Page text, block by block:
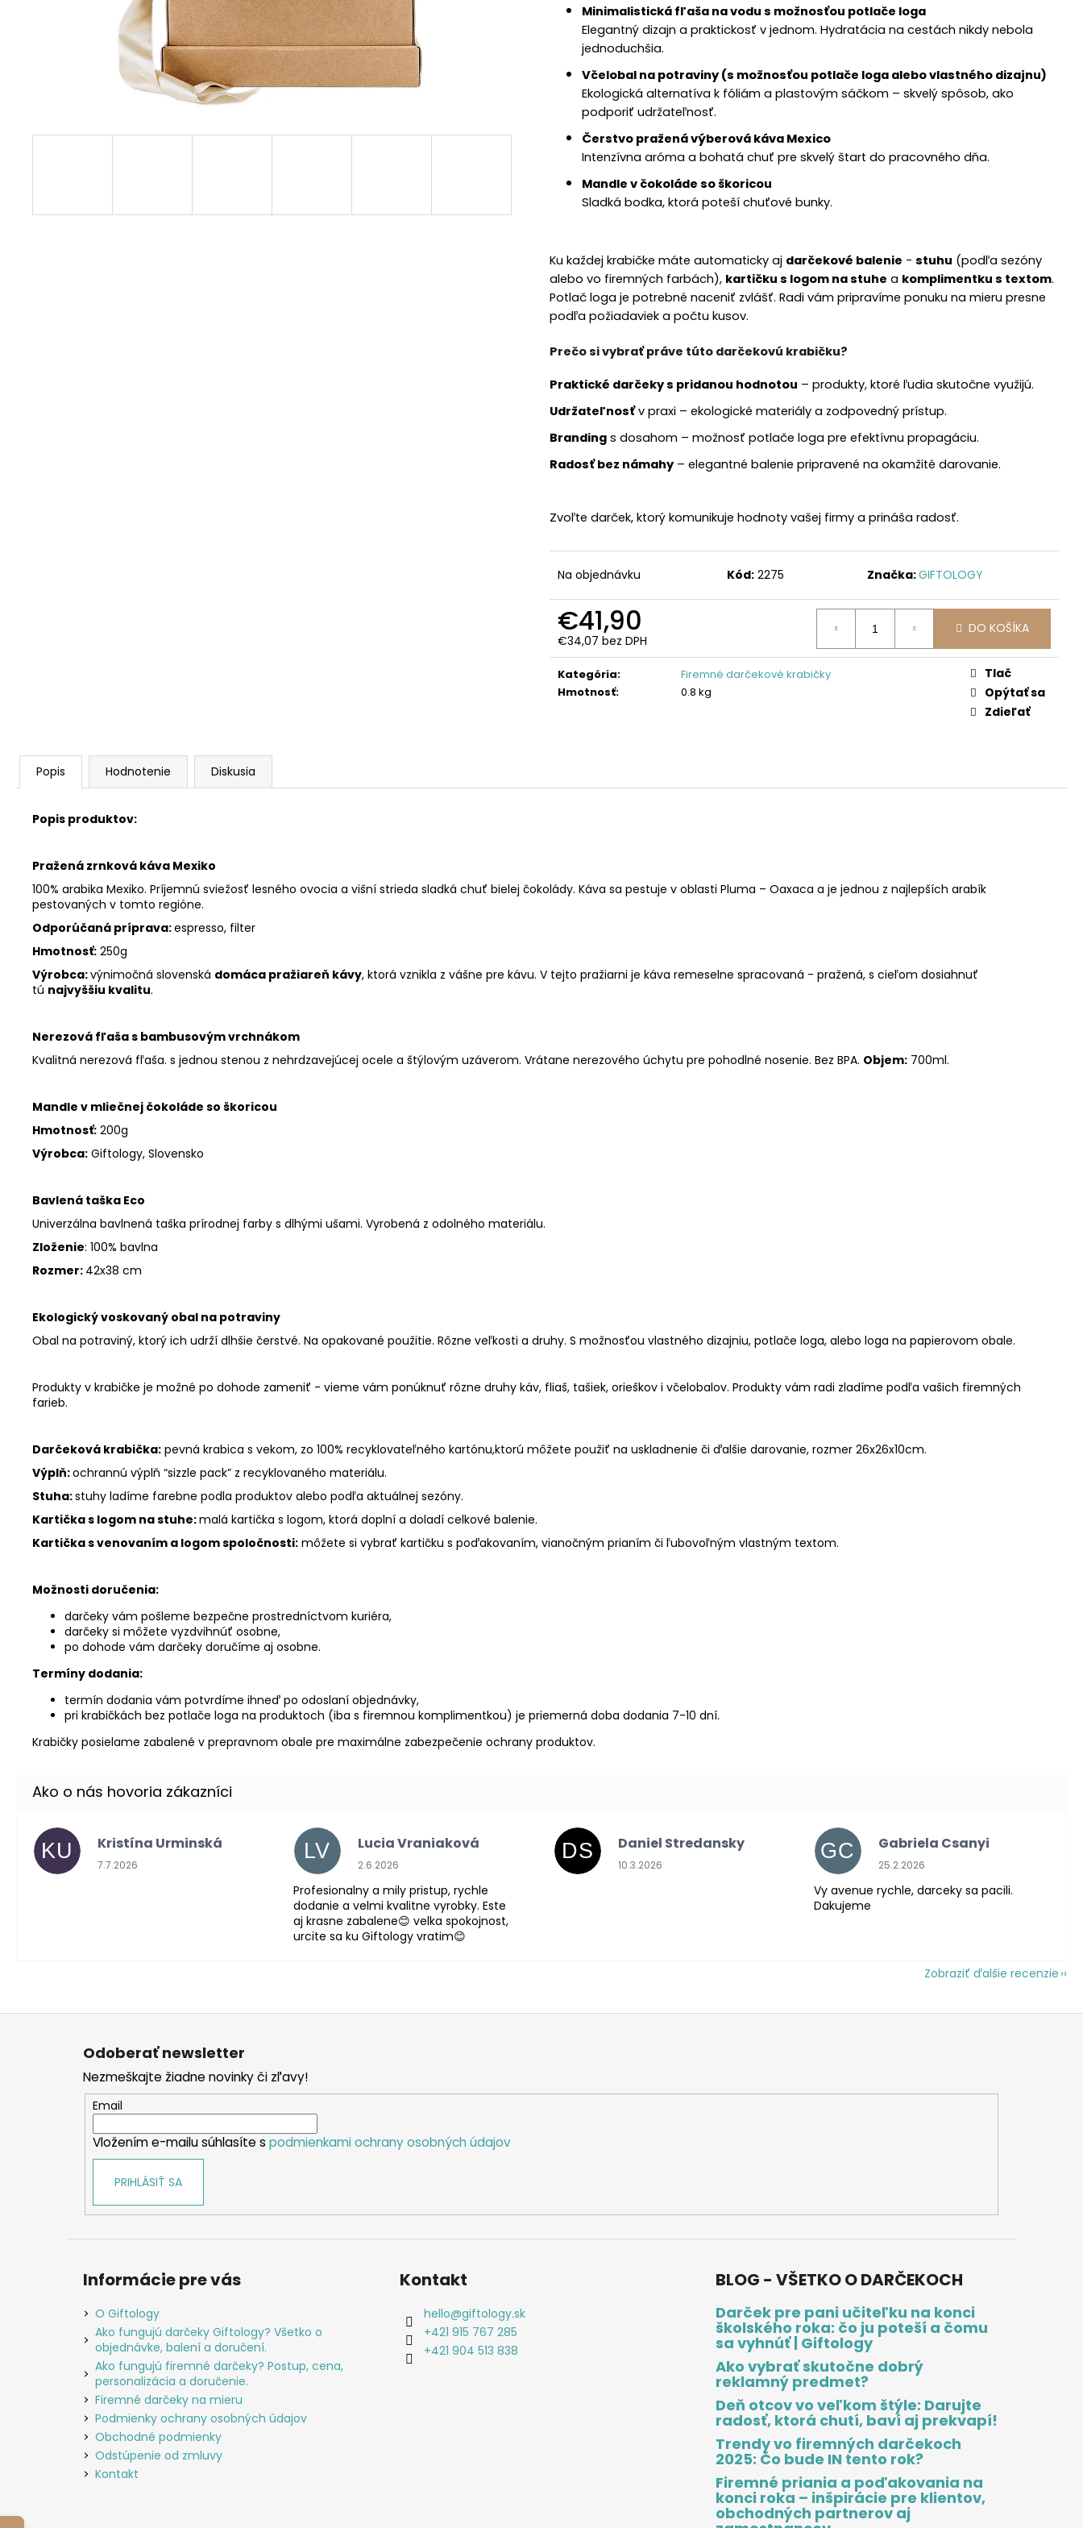
Minimalistická fľaša na vodu s možnosťou potlače loga
Elegantný dizajn a praktickosť v jednom. Hydratácia na cestách nikdy nebola
jednoduchšia.
Včelobal na potraviny (s možnosťou potlače loga alebo vlastného dizajnu)
Ekologická alternatíva k fóliám a plastovým sáčkom – skvelý spôsob, ako
podporiť udržateľnosť.
Čerstvo pražená výberová káva Mexico
Intenzívna aróma a bohatá chuť pre skvelý štart do pracovného dňa.
Mandle v čokoláde so škoricou
Sladká bodka, ktorá poteší chuťové bunky.
Ku každej krabičke máte automaticky aj darčekové balenie - stuhu (podľa sezóny
alebo vo firemných farbách), kartičku s logom na stuhe a komplimentku s textom.
Potlač loga je potrebné naceniť zvlášť. Radi vám pripravíme ponuku na mieru presne
podľa požiadaviek a počtu kusov.
Prečo si vybrať práve túto darčekovú krabičku?
Praktické darčeky s pridanou hodnotou – produkty, ktoré ľudia skutočne využijú.
Udržateľnosťv praxi – ekologické materiály a zodpovedný prístup.
Branding s dosahom – možnosť potlače loga pre efektívnu propagáciu.
Radosť bez námahy – elegantné balenie pripravené na okamžité darovanie.
Zvoľte darček, ktorý komunikuje hodnoty vašej firmy a prináša radosť.
Na objednávku Kód: 2275 Značka:GIFTOLOGY
€41,90
€34,07 bez DPH
Jednotková
cena:
DO KOŠÍKA
Kategória:
Firemné darčekové krabičky
Hmotnosť: 0.8 kg
Tlač
Opýtať sa
Zdieľať
Popis Hodnotenie Diskusia
Popis produktov:
Pražená zrnková káva Mexiko
100% arabika Mexiko. Príjemnú sviežosť lesného ovocia a višní strieda sladká chuť bielej čokolády. Káva sa pestuje v oblasti Pluma – Oaxaca a je jednou z najlepších arabík
pestovaných v tomto regióne.
Odporúčaná príprava:espresso, filter
Hmotnosť: 250g
Výrobca:výnimočná slovenská domáca pražiareň kávy, ktorá vznikla z vášne pre kávu. V tejto pražiarni je káva remeselne spracovaná - pražená, s cieľom dosiahnuť
tú najvyššiu kvalitu.
Nerezová fľaša s bambusovým vrchnákom
Kvalitná nerezová fľaša. s jednou stenou z nehrdzavejúcej ocele a štýlovým uzáverom. Vrátane nerezového úchytu pre pohodlné nosenie. Bez BPA. Objem: 700ml.
Mandle v mliečnej čokoláde so škoricou
Hmotnosť: 200g
Výrobca: Giftology, Slovensko
Bavlená taška Eco
Univerzálna bavlnená taška prírodnej farby s dlhými ušami. Vyrobená z odolného materiálu.
Zloženie: 100% bavlna
Rozmer: 42x38 cm
Ekologický voskovaný obal na potraviny
Obal na potraviný, ktorý ich udrží dlhšie čerstvé. Na opakované použitie. Rôzne veľkosti a druhy. S možnosťou vlastného dizajniu, potlače loga, alebo loga na papierovom obale.
Produkty v krabičke je možné po dohode zameniť - vieme vám ponúknuť rôzne druhy káv, fliaš, tašiek, orieškov i včelobalov. Produkty vám radi zladíme podľa vašich firemných
farieb.
Darčeková krabička: pevná krabica s vekom, zo 100% recyklovateľného kartónu,ktorú môžete použiť na uskladnenie či ďalšie darovanie, rozmer 26x26x10cm.
Výplň:ochrannú výplň “sizzle pack” z recyklovaného materiálu.
Stuha:stuhy ladíme farebne podla produktov alebo podľa aktuálnej sezóny.
Kartička s logom na stuhe:malá kartička s logom, ktorá doplní a doladí celkové balenie.
Kartička s venovaním a logom spoločnosti: môžete si vybrať kartičku s poďakovaním, vianočným prianím či ľubovoľným vlastným textom.
Možnosti doručenia:
darčeky vám pošleme bezpečne prostredníctvom kuriéra,
darčeky si môžete vyzdvihnúť osobne,
po dohode vám darčeky doručíme aj osobne.
Termíny dodania:
termín dodania vám potvrdíme ihneď po odoslaní objednávky,
pri krabičkách bez potlače loga na produktoch (iba s firemnou komplimentkou) je priemerná doba dodania 7-10 dní.
Krabičky posielame zabalené v prepravnom obale pre maximálne zabezpečenie ochrany produktov.
KU Kristína Urminská
Hodnotenie obchodu je 5 z 5 hviezdičiek.
7.7.2026
LV Lucia Vraniaková
Hodnotenie obchodu je 5 z 5 hviezdičiek.
2.6.2026
Profesionalny a mily pristup, rychle
dodanie a velmi kvalitne vyrobky. Este
aj krasne zabalene😊 velka spokojnost,
urcite sa ku Giftology vratim😊
DS Daniel Stredansky
Hodnotenie obchodu je 5 z 5 hviezdičiek.
10.3.2026
GC Gabriela Csanyi
Hodnotenie obchodu je 5 z 5
25.2.2026
Vy avenue rychle, darceky sa pacili.
Dakujeme
Zobraziť ďalšie recenzie
Odoberať newsletter
Nezmeškajte žiadne novinky či zľavy!
Email
Vložením e-mailu súhlasíte s podmienkami ochrany osobných údajov
PRIHLÁSIŤ SA
Informácie pre vás
O Giftology
Ako fungujú darčeky Giftology? Všetko o
objednávke, balení a doručení.
Ako fungujú firemné darčeky? Postup, cena,
personalizácia a doručenie.
Firemné darčeky na mieru
Podmienky ochrany osobných údajov
Obchodné podmienky
Odstúpenie od zmluvy
Kontakt
Kontakt
hello@giftology.sk
+421 915 767 285
+421 904 513 838
BLOG - VŠETKO O DARČEKOCH
Darček pre pani učiteľku na konci
školského roka: čo ju poteší a čomu
sa vyhnúť | Giftology
Ako vybrať skutočne dobrý
reklamný predmet?
Deň otcov vo veľkom štýle: Darujte
radosť, ktorá chutí, baví aj prekvapí!
Trendy vo firemných darčekoch
2025: Čo bude IN tento rok?
Firemné priania a poďakovania na
konci roka – inšpirácie pre klientov,
obchodných partnerov aj